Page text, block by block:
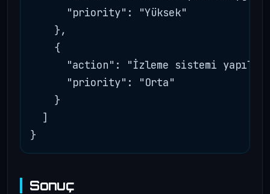
      "priority": "Yüksek"
    },
    {
"action": "İzleme sistemi
      "priority": "Orta"
    }
  ]
Sonuç